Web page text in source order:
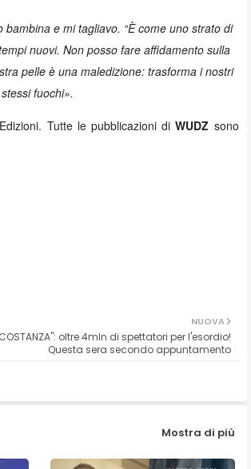
e mi tagliavo. “È come uno strato di
nuovi. Non posso fare affidamento sulla
pelle è una maledizione: trasforma i nostri
fuochi».
Tutte le pubblicazioni diWUDZ sono
NUOVA
oltre 4mln di spettatori per l'esordio!
Questa sera secondo appuntamento
Mostra di più